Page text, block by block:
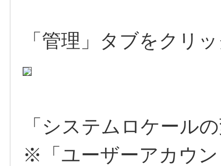
「管理」タブをクリ
「システムロケール
※「ユーザーアカウ